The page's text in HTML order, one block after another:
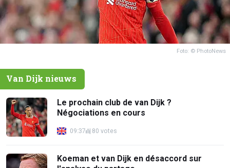
Foto: © PhotoNews
Van Dijk nieuws
Le prochain club de van Dijk ?
Négociations en cours
09:37 80 votes
Koeman et van Dijk en désaccord sur